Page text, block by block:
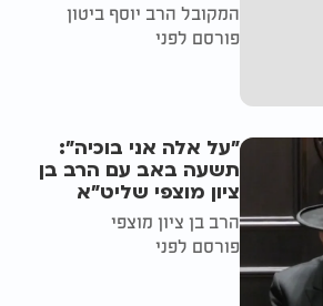
המקובל הרב יוסף ביטון
פורסם לפני
"על אלה אני בוכיה":
תשעה באב עם הרב בן
ציון מוצפי שליט"א
הרב בן ציון מוצפי
פורסם לפני